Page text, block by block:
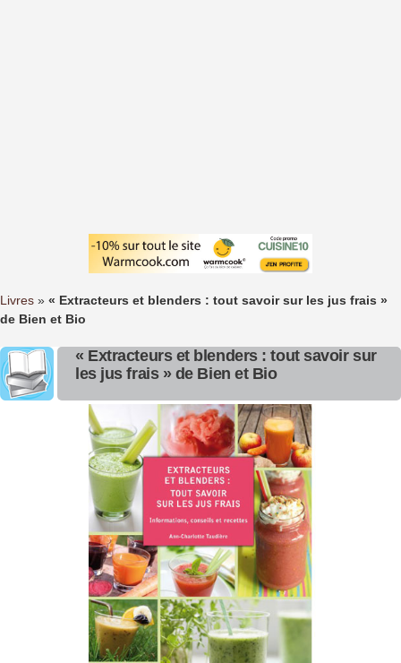
Livres » « Extracteurs et blenders : tout savoir sur les jus frais »
de Bien et Bio
« Extracteurs et blenders : tout savoir sur
les jus frais » de Bien et Bio